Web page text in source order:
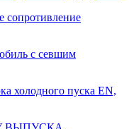
сопротивление
с севшим
холодного пуска EN,